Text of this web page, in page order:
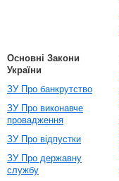
Основні Закони
України
ЗУ Про банкрутство
ЗУ Про виконавче
провадження
ЗУ Про відпустки
ЗУ Про державну
службу